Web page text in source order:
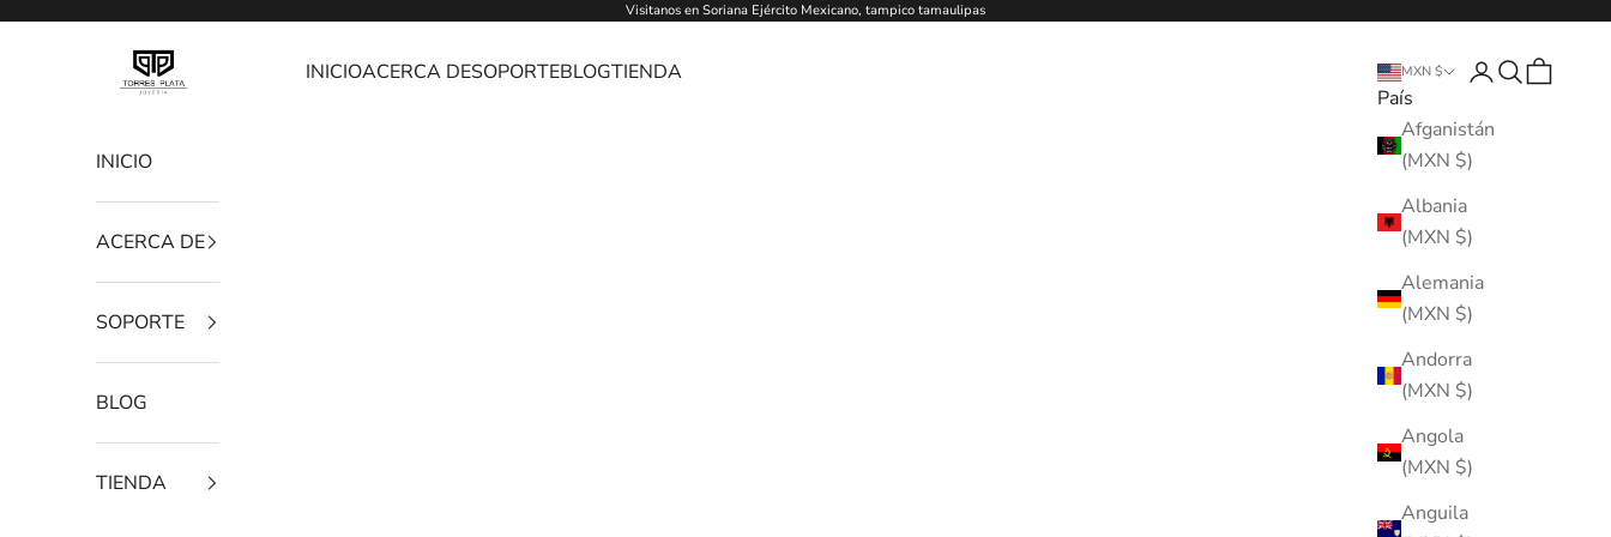
Visitanos en Soriana Ejército Mexicano, tampico tamaulipas
Joyería Torres Plata INICIOACERCA DESOPORTEBLOGTIENDA MXN $
País
Afganistán
(MXN $)
Albania
(MXN $)
Alemania
(MXN $)
Andorra
(MXN $)
Angola
(MXN $)
Anguila
Abrir página de
AbrirAbrir
INICIO
ACERCA DE
SOPORTE
BLOG
TIENDA